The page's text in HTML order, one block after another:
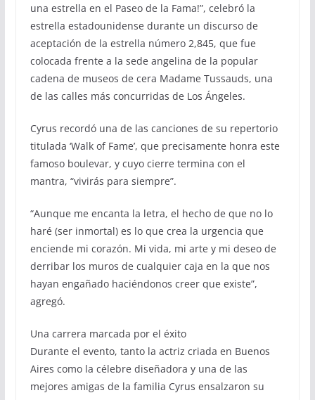
una estrella en el Paseo de la Fama!”, celebró la
estrella estadounidense durante un discurso de
aceptación de la estrella número 2,845, que fue
colocada frente a la sede angelina de la popular
cadena de museos de cera Madame Tussauds, una
de las calles más concurridas de Los Ángeles.
Cyrus recordó una de las canciones de su repertorio
titulada ‘Walk of Fame’, que precisamente honra este
famoso boulevar, y cuyo cierre termina con el
mantra, “vivirás para siempre”.
“Aunque me encanta la letra, el hecho de que no lo
haré (ser inmortal) es lo que crea la urgencia que
enciende mi corazón. Mi vida, mi arte y mi deseo de
derribar los muros de cualquier caja en la que nos
hayan engañado haciéndonos creer que existe”,
agregó.
Una carrera marcada por el éxito
Durante el evento, tanto la actriz criada en Buenos
Aires como la célebre diseñadora y una de las
mejores amigas de la familia Cyrus ensalzaron su